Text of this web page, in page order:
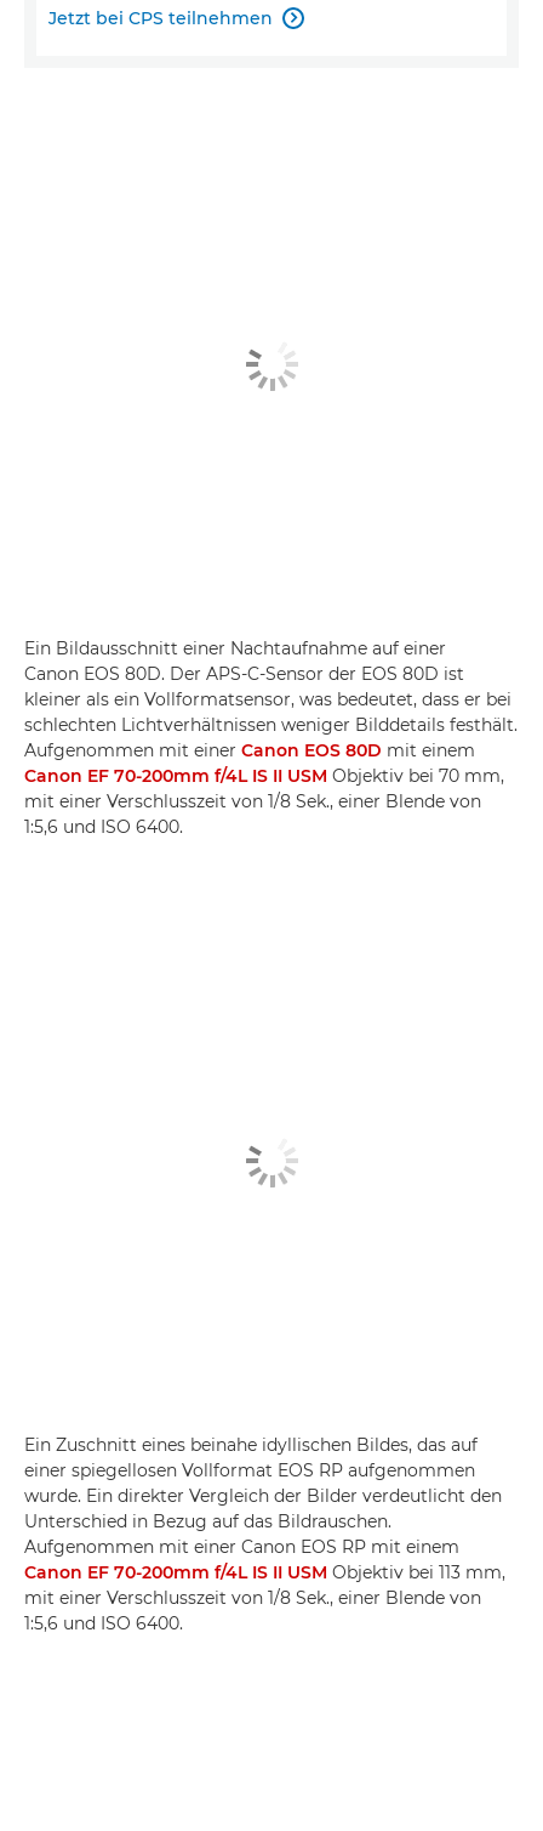
Jetzt bei CPS teilnehmen 
Ein Bildausschnitt einer Nachtaufnahme auf einer
Canon EOS 80D. Der APS-C-Sensor der EOS 80D ist
kleiner als ein Vollformatsensor, was bedeutet, dass er bei
schlechten Lichtverhältnissen weniger Bilddetails festhält.
Aufgenommen mit einer Canon EOS 80D mit einem
Canon EF 70-200mm f/4L IS II USM Objektiv bei 70 mm,
mit einer Verschlusszeit von 1/8 Sek., einer Blende von
1:5,6 und ISO 6400.
Ein Zuschnitt eines beinahe idyllischen Bildes, das auf
einer spiegellosen Vollformat EOS RP aufgenommen
wurde. Ein direkter Vergleich der Bilder verdeutlicht den
Unterschied in Bezug auf das Bildrauschen.
Aufgenommen mit einer Canon EOS RP mit einem
Canon EF 70-200mm f/4L IS II USM Objektiv bei 113 mm,
mit einer Verschlusszeit von 1/8 Sek., einer Blende von
1:5,6 und ISO 6400.